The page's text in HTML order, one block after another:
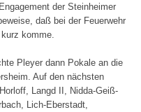
der Steinheimer
daß bei der Feuerwehr
komme.
Pleyer dann Pokale an die
Auf den nächsten
Langd II, Nidda-Geiß-
Lich-Eberstadt,